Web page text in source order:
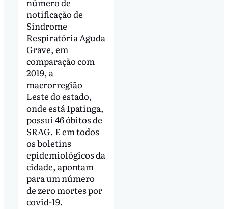
notificação de
Síndrome
Respiratória Aguda
Grave, em
comparação com
2019, a
macrorregião
Leste do estado,
onde está Ipatinga,
possui 46 óbitos de
SRAG. E em todos
os boletins
epidemiológicos da
cidade, apontam
para um número
de zero mortes por
covid-19.